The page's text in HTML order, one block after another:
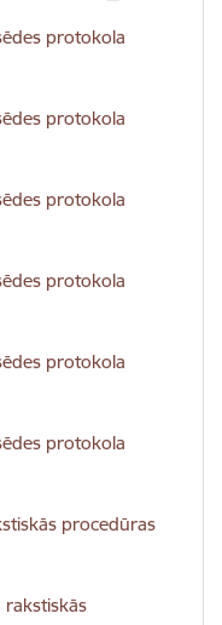
protokola
protokola
protokola
protokola
protokola
protokola
procedūras